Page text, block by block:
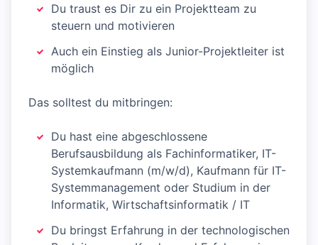
Du traust es Dir zu ein Projektteam zu
steuern und motivieren
Auch ein Einstieg als Junior-Projektleiter ist
möglich
Das solltest du mitbringen:
Du hast eine abgeschlossene
Berufsausbildung als Fachinformatiker, IT-
Systemkaufmann (m/w/d), Kaufmann für IT-
Systemmanagement oder Studium in der
Informatik, Wirtschaftsinformatik / IT
Du bringst Erfahrung in der technologischen